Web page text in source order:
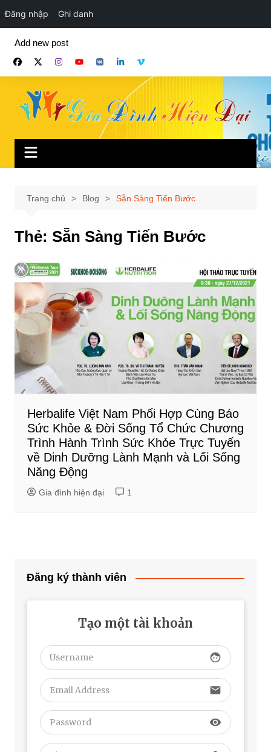
Đăng nhập Ghi danh
phần
Add new post
Trang chủ Blog Sẵn Sàng Tiến Bước
Thẻ: Sẵn Sàng Tiến Bước
Herbalife Việt Nam Phối Hợp Cùng Báo
Sức Khỏe & Đời Sống Tổ Chức Chương
Trình Hành Trình Sức Khỏe Trực Tuyến
về Dinh Dưỡng Lành Mạnh và Lối Sống
Năng Động
Gia đình hiện đại 1
Đăng ký thành viên
Tạo một tài khoản
face
email
visibility